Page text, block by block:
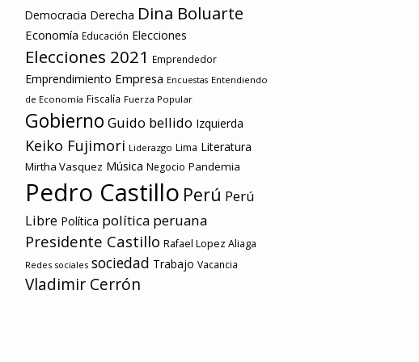
Democracia Derecha Dina Boluarte
Economía Educación Elecciones
Elecciones 2021 Emprendedor
Emprendimiento Empresa Encuestas Entendiendo
de Economía Fiscalía Fuerza Popular
Gobierno Guido bellido Izquierda
Keiko Fujimori Liderazgo Lima Literatura
Mirtha Vasquez Música Negocio Pandemia
Pedro Castillo Perú Perú
Libre Política política peruana
Presidente Castillo Rafael Lopez Aliaga
Redes sociales sociedad Trabajo Vacancia
Vladimir Cerrón